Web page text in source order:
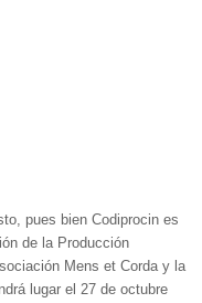
pues bien Codiprocin es
de la Producción
Mens et Corda y la
lugar el 27 de octubre